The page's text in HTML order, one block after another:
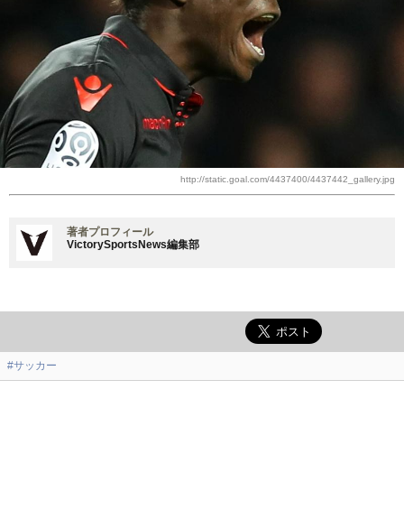
http://static.goal.com/4437400/4437442_gallery.jpg
著者プロフィール
VictorySportsNews編集部
#サッカー